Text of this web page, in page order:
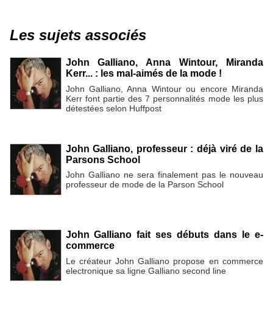
Les sujets associés
John Galliano, Anna Wintour, Miranda
Kerr... : les mal-aimés de la mode !
John Galliano, Anna Wintour ou encore Miranda
Kerr font partie des 7 personnalités mode les plus
détestées selon Huffpost
John Galliano, professeur : déjà viré de la
Parsons School
John Galliano ne sera finalement pas le nouveau
professeur de mode de la Parson School
John Galliano fait ses débuts dans le e-
commerce
Le créateur John Galliano propose en commerce
electronique sa ligne Galliano second line